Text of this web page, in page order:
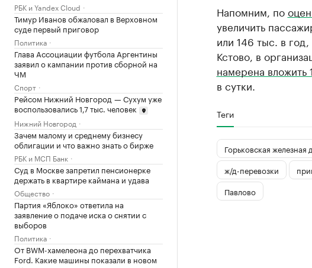
РБК и Yandex Cloud
Тимур Иванов обжаловал в Верховном
суде первый приговор
Политика
Глава Ассоциации футбола Аргентины
заявил о кампании против сборной на
ЧМ
Спорт
Рейсом Нижний Новгород — Сухум уже
воспользовались 1,7 тыс. человек
Нижний Новгород
Зачем малому и среднему бизнесу
облигации и что важно знать о бирже
РБК и МСП Банк
Суд в Москве запретил пенсионерке
держать в квартире каймана и удава
Общество
Партия «Яблоко» ответила на
заявление о подаче иска о снятии с
выборов
Политика
От BWM-хамелеона до перехватчика
Ford. Какие машины показали в новом
Напомним, по
увеличить
или 146 тыс. в
Кстово, в
намерена вложить
в сутки.
Теги
Горьковская железная
ж/д-перевозки
Павлово